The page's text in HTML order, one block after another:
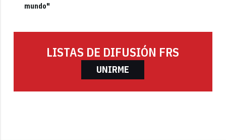
mundo"
LISTAS DE DIFUSIÓN FRS
UNIRME